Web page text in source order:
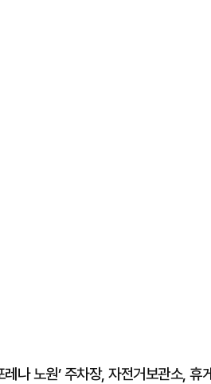
레나 노원’ 주차장, 자전거보관소,